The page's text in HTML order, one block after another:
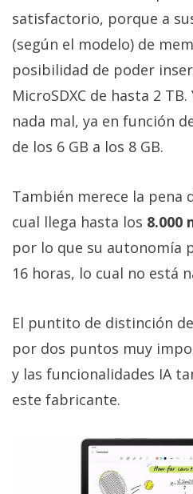
satisfactorio, porque a
(según el modelo) de
posibilidad de poder
MicroSDXC de hasta 2
nada mal, ya en función
de los 6 GB a los 8 GB.
También merece la pena
cual llega hasta los 8.000
por lo que su autonomía
16 horas, lo cual no está
El puntito de distinción
por dos puntos muy
y las funcionalidades IA
este fabricante.